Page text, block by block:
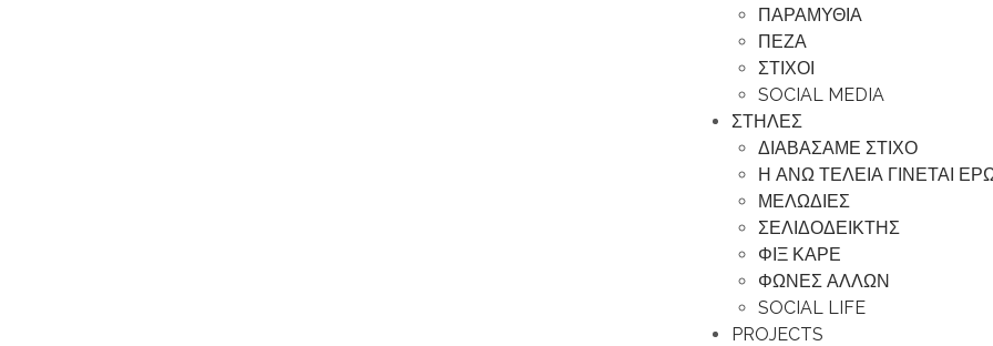
ΠΑΡΑΜΥΘΙΑ
ΠΕΖΑ
ΣΤΙΧΟΙ
SOCIAL MEDIA
ΣΤΗΛΕΣ
ΔΙΑΒΑΣΑΜΕ ΣΤΙΧΟ
Η ΑΝΩ ΤΕΛΕΙΑ ΓΙΝΕΤΑΙ
ΜΕΛΩΔΙΕΣ
ΣΕΛΙΔΟΔΕΙΚΤΗΣ
ΦΙΞ ΚΑΡΕ
ΦΩΝΕΣ ΑΛΛΩΝ
SOCIAL LIFE
PROJECTS